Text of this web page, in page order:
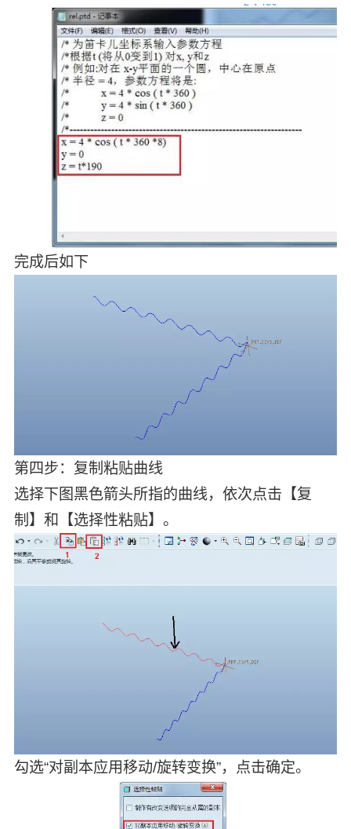
完成后如下
第四步：复制粘贴曲线
选择下图黑色箭头所指的曲线，依次点击【复
制】和【选择性粘贴】。
勾选“对副本应用移动/旋转变换”，点击确定。